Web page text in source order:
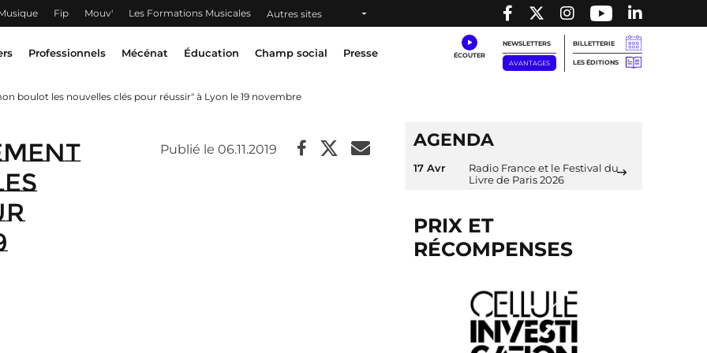
Fip Mouv' Les Formations Musicales Autres sites
Professionnels Mécénat Éducation Champ social Presse
NEWSLETTERS
AVANTAGES
BILLETTERIE
LES ÉDITIONS
boulot les nouvelles clés pour réussir" à Lyon le 19 novembre
Publié le 06.11.2019 AGENDA
17 Avr
Radio France et le Festival du
Livre de Paris 2026
PRIX ET
RÉCOMPENSES